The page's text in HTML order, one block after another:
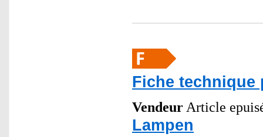
Fiche technique
Vendeur Article
Lampen